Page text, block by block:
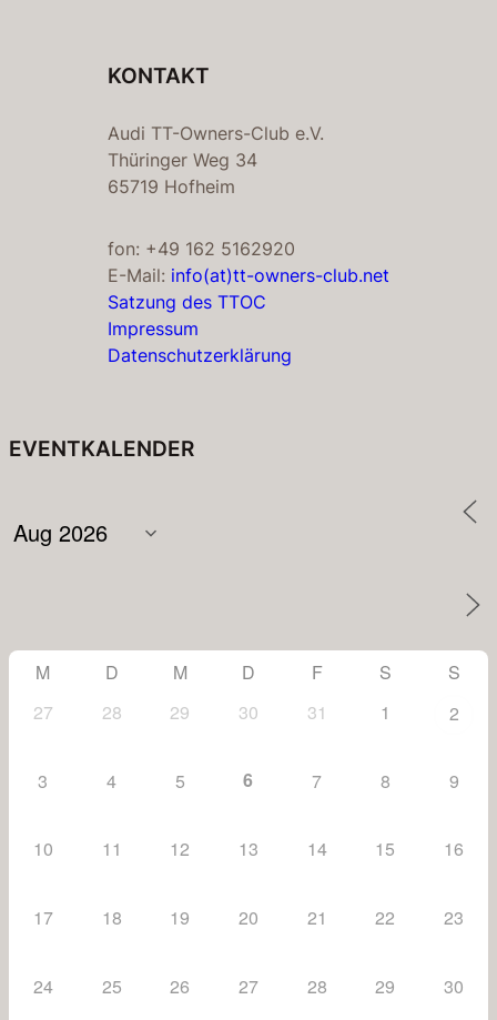
KONTAKT
Audi TT-Owners-Club e.V.
Thüringer Weg 34
65719 Hofheim
fon: +49 162 5162920
E-Mail: info(at)tt-owners-club.net
Satzung des TTOC
Impressum
Datenschutzerklärung
EVENTKALENDER
M D M D F S
S
27
28 29 30 31 1 2
3 4 5 6 7 8 9
10 11 12 13 14 15 16
17 18 19 20 21 22 23
24 25 26 27 28 29 30